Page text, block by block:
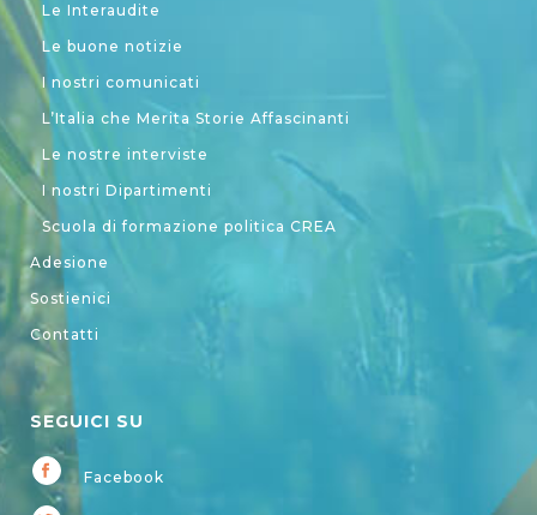
Le Interaudite
Le buone notizie
I nostri comunicati
L’Italia che Merita Storie Affascinanti
Le nostre interviste
I nostri Dipartimenti
Scuola di formazione politica CREA
Adesione
Sostienici
Contatti
SEGUICI SU
Facebook